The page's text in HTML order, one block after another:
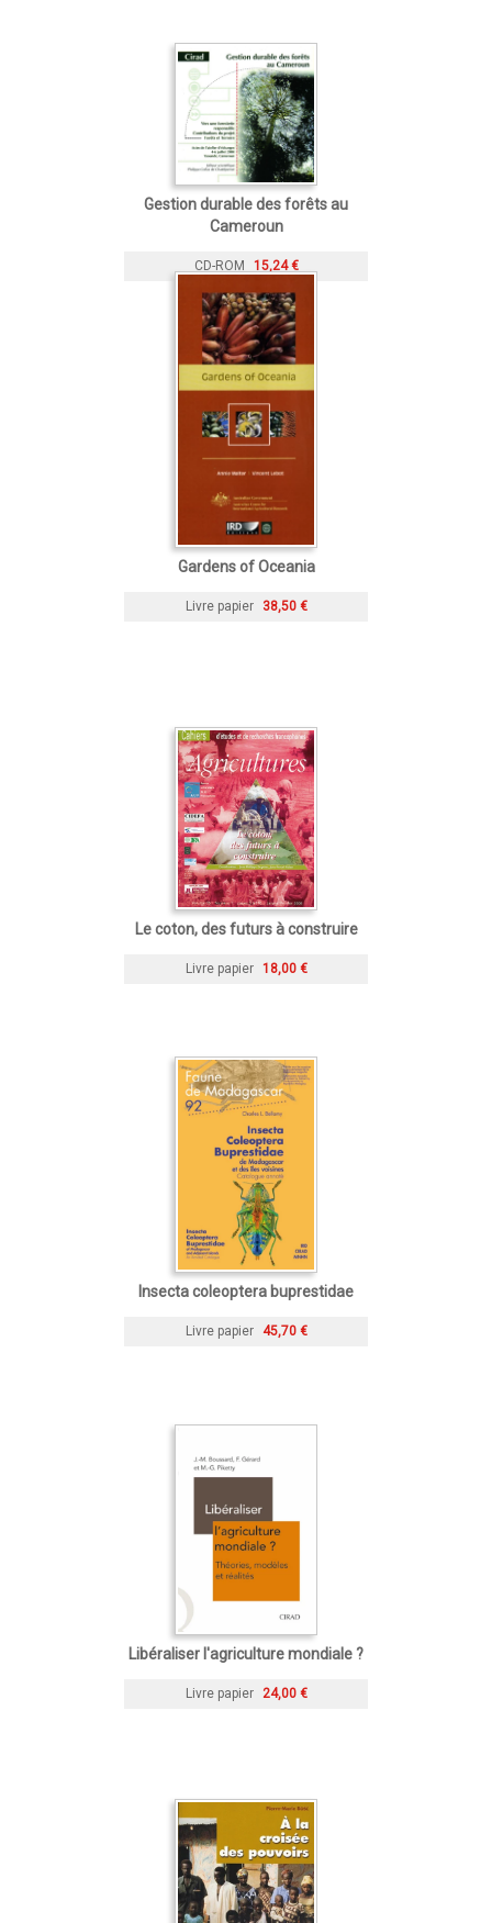
Gestion durable des forêts au
Cameroun
CD-ROM 15,24 €
Gardens of Oceania
Livre papier 38,50 €
Le coton, des futurs à construire
Livre papier 18,00 €
Insecta coleoptera buprestidae
Livre papier 45,70 €
Libéraliser l'agriculture mondiale ?
Livre papier 24,00 €